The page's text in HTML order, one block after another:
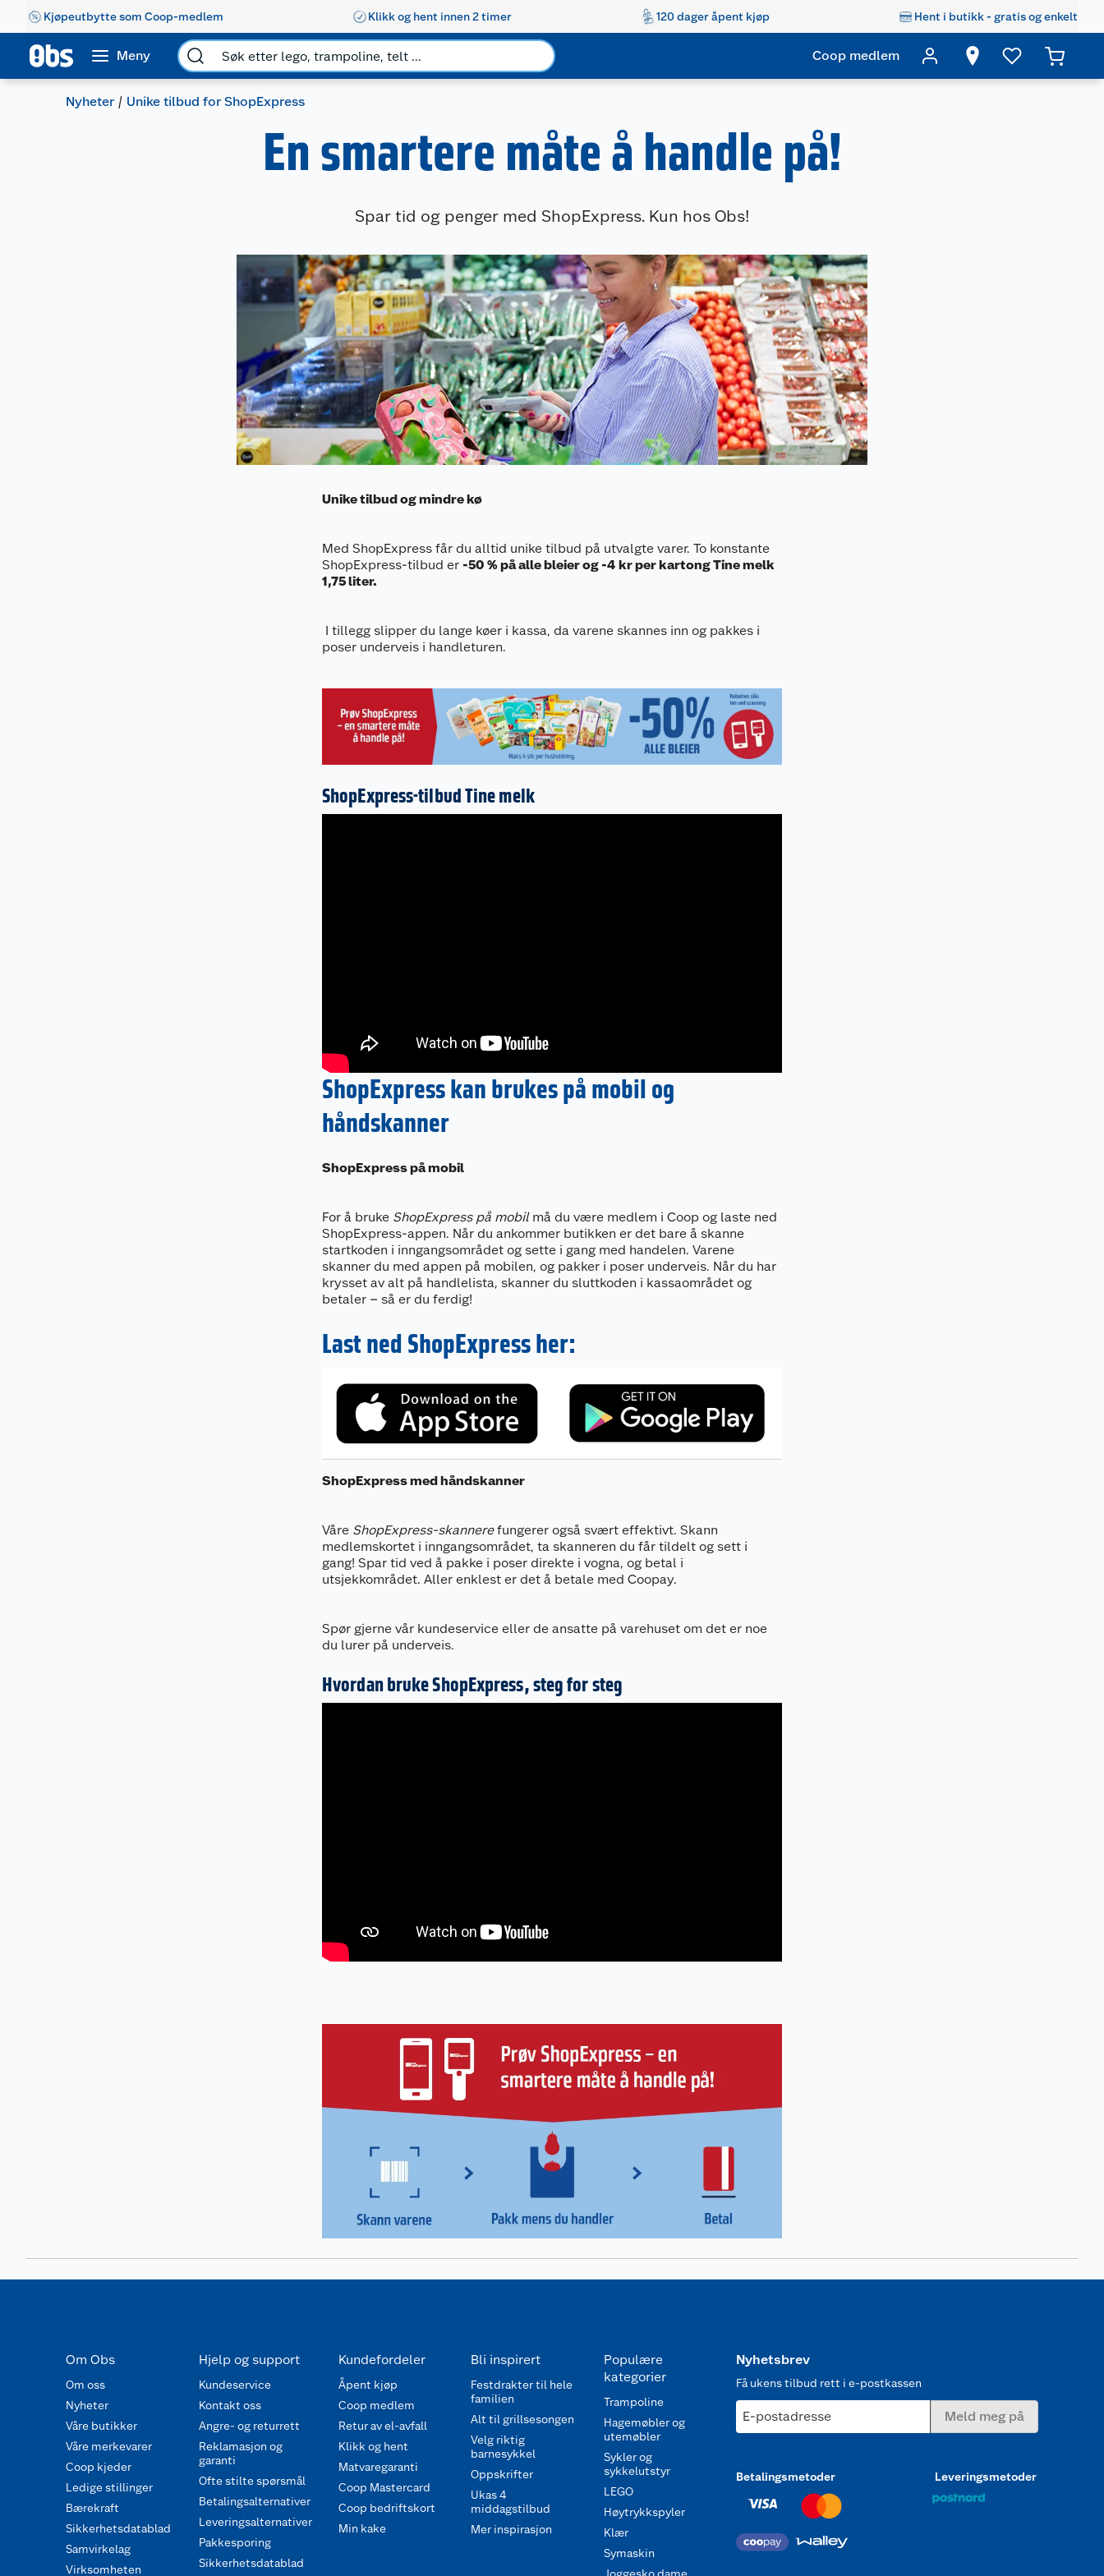
Kjøpeutbytte som Coop-medlem Klikk og hent innen 2 timer 120 dager åpent kjøp Hent i butikk - gratis og enkelt
Meny Coop medlem
Nyheter Unike tilbud for ShopExpress
En smartere måte å handle på!
Spar tid og penger med ShopExpress. Kun hos Obs!
Unike tilbud og mindre kø
Med ShopExpress får du alltid unike tilbud på utvalgte varer. To konstante
ShopExpress-tilbud er -50 % på alle bleier og -4 kr per kartong Tine melk
1,75 liter.
I tillegg slipper du lange køer i kassa, da varene skannes inn og pakkes i
poser underveis i handleturen.
ShopExpress-tilbud Tine melk
ShopExpress kan brukes på mobil og
håndskanner
ShopExpress på mobil
For å bruke ShopExpress på mobilmå du være medlem i Coop og laste ned
ShopExpress-appen. Når du ankommer butikken er det bare å skanne
startkoden i inngangsområdet og sette i gang med handelen. Varene
skanner du med appen på mobilen, og pakker i poser underveis. Når du har
krysset av alt på handlelista, skanner du sluttkoden i kassaområdet og
betaler – så er du ferdig!
Last ned ShopExpress her:
ShopExpress med håndskanner
Våre ShopExpress-skannerefungerer også svært effektivt. Skann
medlemskortet i inngangsområdet, ta skanneren du får tildelt og sett i
gang! Spar tid ved å pakke i poser direkte i vogna, og betal i
utsjekkområdet. Aller enklest er det å betale med Coopay.
Spør gjerne vår kundeservice eller de ansatte på varehuset om det er noe
du lurer på underveis.
Hvordan bruke ShopExpress, steg for steg
Om Obs
Om oss
Nyheter
Våre butikker
Våre merkevarer
Coop kjeder
Ledige stillinger
Bærekraft
Sikkerhetsdatablad
Samvirkelag
Virksomheten
Hjelp og support
Kundeservice
Kontakt oss
Angre- og returrett
Reklamasjon og
garanti
Ofte stilte spørsmål
Betalingsalternativer
Leveringsalternativer
Pakkesporing
Sikkerhetsdatablad
Kundefordeler
Åpent kjøp
Coop medlem
Retur av el-avfall
Klikk og hent
Matvaregaranti
Coop Mastercard
Coop bedriftskort
Min kake
Bli inspirert
Festdrakter til hele
familien
Alt til grillsesongen
Velg riktig
barnesykkel
Oppskrifter
Ukas 4
middagstilbud
Mer inspirasjon
Populære
kategorier
Trampoline
Hagemøbler og
utemøbler
Sykler og
sykkelutstyr
LEGO
Høytrykkspyler
Klær
Symaskin
Nyhetsbrev
Få ukens tilbud rett i e-postkassen
E-postadresse Meld meg på
Betalingsmetoder Leveringsmetoder